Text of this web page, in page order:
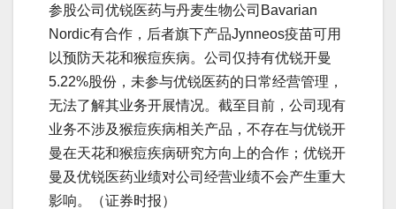
参股公司优锐医药与丹麦生物公司Bavarian
Nordic有合作，后者旗下产品Jynneos疫苗可用
以预防天花和猴痘疾病。公司仅持有优锐开曼
5.22%股份，未参与优锐医药的日常经营管理，
无法了解其业务开展情况。截至目前，公司现有
业务不涉及猴痘疾病相关产品，不存在与优锐开
曼在天花和猴痘疾病研究方向上的合作；优锐开
曼及优锐医药业绩对公司经营业绩不会产生重大
影响。（证券时报）